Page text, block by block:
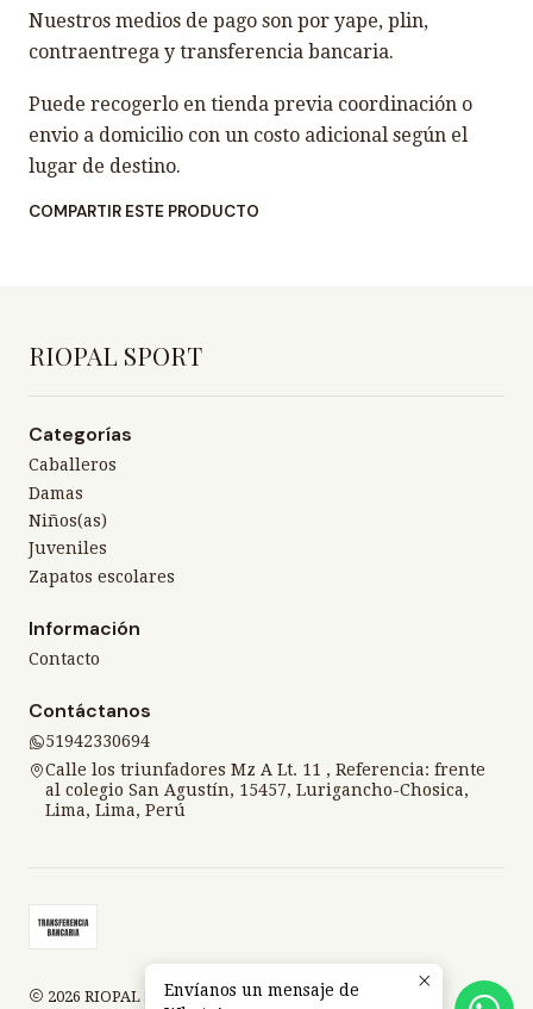
Nuestros medios de pago son por yape, plin,
contraentrega y transferencia bancaria.
Puede recogerlo en tienda previa coordinación o
envio a domicilio con un costo adicional según el
lugar de destino.
COMPARTIR ESTE PRODUCTO
RIOPAL SPORT
Categorías
Caballeros
Damas
Niños(as)
Juveniles
Zapatos escolares
Información
Contacto
Contáctanos
51942330694
Calle los triunfadores Mz A Lt. 11 , Referencia: frente
al colegio San Agustín, 15457, Lurigancho-Chosica,
Lima, Lima, Perú
2026 RIOPAL SPORT.Envíanos un mensaje de